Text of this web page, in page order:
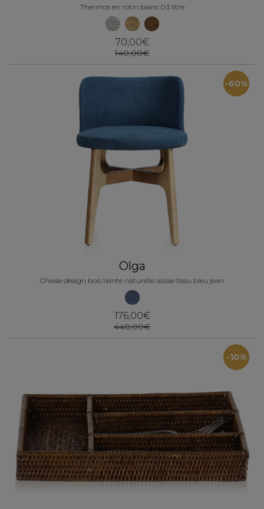
Thermos en rotin blanc 0.3 litre
70,00€
140,00€
-60%
Olga
Chaise design bois teinte naturelle assise tissu bleu jean
176,00€
440,00€
-10%